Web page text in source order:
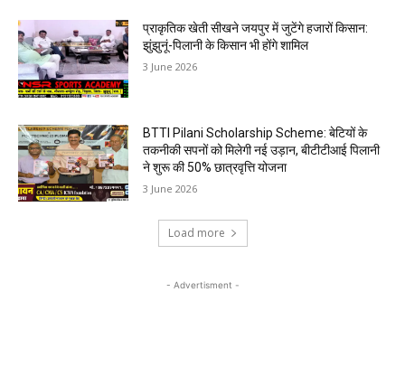
प्राकृतिक खेती सीखने जयपुर में जुटेंगे हजारों किसान:
झुंझुनूं-पिलानी के किसान भी होंगे शामिल
3 June 2026
BTTI Pilani Scholarship Scheme: बेटियों के
तकनीकी सपनों को मिलेगी नई उड़ान, बीटीटीआई पिलानी
ने शुरू की 50% छात्रवृत्ति योजना
3 June 2026
Load more
- Advertisment -